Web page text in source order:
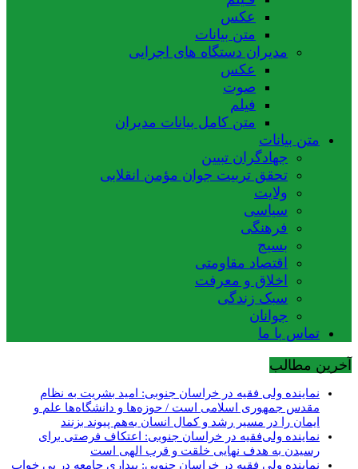
عکس
متن بیانات
مدیران دستگاه های اجرایی
عکس
صوت
فیلم
متن کامل بیانات مدیران
متن بیانات
جهادگران تبیین
تحقق تربیت جوان مؤمن انقلابی
ولایت
سیاسی
فرهنگی
بسیج
اقتصاد مقاومتی
اخلاق و معرفت
سبک زندگی
جوانان
تماس با ما
آخرین مطالب
نماینده ولی فقیه در خراسان جنوبی‌: امید بشریت به نظام
مقدس جمهوری اسلامی است / حوزه‌ها و دانشگاه‌ها علم و
ایمان را در مسیر رشد و کمال انسان به‌هم پیوند بزنند
نماینده ولی‌فقیه در خراسان جنوبی: اعتکاف فرصتی برای
رسیدن به هدف نهایی خلقت و قرب الهی است
نماینده ولی فقیه در خراسان جنوبی: بیداری جامعه در پی خواب